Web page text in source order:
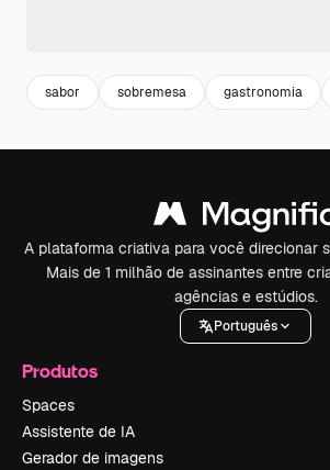
sabor sobremesa gastronomia
A plataforma criativa para você direcionar
Mais de 1 milhão de assinantes entre
agências e estúdios.
Português
Produtos
Spaces
Assistente de IA
Gerador de imagens